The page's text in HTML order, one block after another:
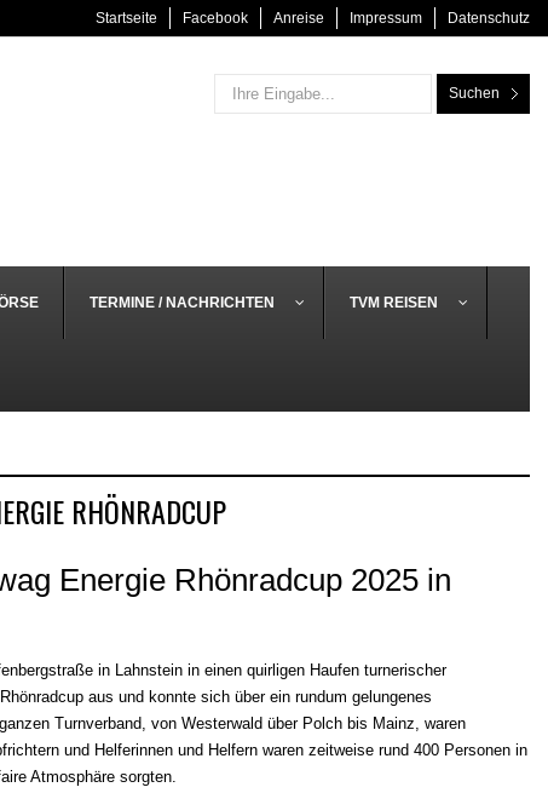
Startseite Facebook Anreise Impressum Datenschutz
Suchen
TERMINE / NACHRICHTEN TVM REISEN
RHÖNRADCUP
Energie Rhönradcup 2025 in
in Lahnstein in einen quirligen Haufen turnerischer
aus und konnte sich über ein rundum gelungenes
Turnverband, von Westerwald über Polch bis Mainz, waren
und Helferinnen und Helfern waren zeitweise rund 400 Personen in
Atmosphäre sorgten.